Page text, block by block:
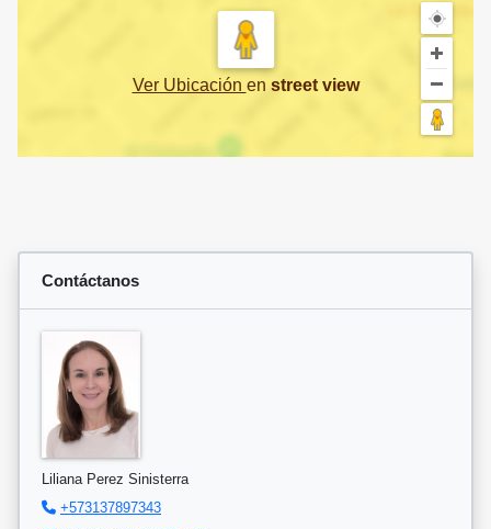
Ver Ubicación en street view
Contáctanos
Liliana Perez Sinisterra
+573137897343